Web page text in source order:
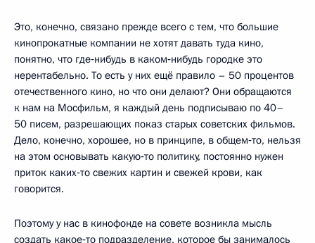
Это, конечно, связано прежде всего с тем, что большие
кинопрокатные компании не хотят давать туда кино,
понятно, что где‑нибудь в каком‑нибудь городке это
нерентабельно. То есть у них ещё правило – 50 процентов
отечественного кино, но что они делают? Они обращаются
к нам на Мосфильм, я каждый день подписываю по 40–
50 писем, разрешающих показ старых советских фильмов.
Дело, конечно, хорошее, но в принципе, в общем‑то, нельзя
на этом основывать какую‑то политику, постоянно нужен
приток каких‑то свежих картин и свежей крови, как
говорится.
Поэтому у нас в кинофонде на совете возникла мысль
создать какое‑то подразделение, которое бы занималось